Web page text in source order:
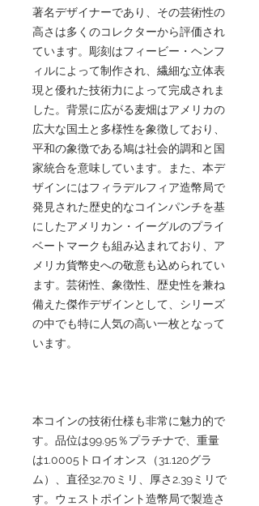
著名デザイナーであり、その芸術性の
高さは多くのコレクターから評価され
ています。彫刻はフィービー・ヘンフ
ィルによって制作され、繊細な立体表
現と優れた技術力によって完成されま
した。背景に広がる麦畑はアメリカの
広大な国土と多様性を象徴しており、
平和の象徴である鳩は社会的調和と国
家統合を意味しています。また、本デ
ザインにはフィラデルフィア造幣局で
発見された歴史的なコインパンチを基
にしたアメリカン・イーグルのプライ
ベートマークも組み込まれており、ア
メリカ貨幣史への敬意も込められてい
ます。芸術性、象徴性、歴史性を兼ね
備えた傑作デザインとして、シリーズ
の中でも特に人気の高い一枚となって
います。
本コインの技術仕様も非常に魅力的で
す。品位は99.95％プラチナで、重量
は1.0005トロイオンス（31.120グラ
ム）、直径32.70ミリ、厚さ2.39ミリで
す。ウェストポイント造幣局で製造さ